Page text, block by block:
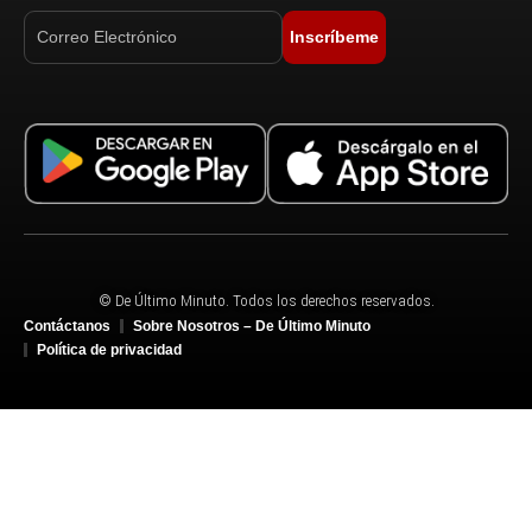
Inscríbeme
© De Último Minuto. Todos los derechos reservados.
Contáctanos
Sobre Nosotros – De Último Minuto
Política de privacidad